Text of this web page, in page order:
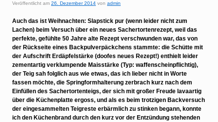
Veröffentlicht am 26. Dezember 2014 von admin
Auch das ist Weihnachten: Slapstick pur (wenn leider nicht zum
Lachen) beim Versuch über ein neues Sachertortenrezept, weil das
perfekte, gefühlte 50 Jahre alte Rezept verschwunden war, das von
der Rückseite eines Backpulverpäckchens stammte: die Schütte mit
der Aufschrift Erdäpfelstärke (doofes neues Rezept!) enthielt leider
zementartig verklumpende Maisstärke (Typ: waffenscheinpflichtig),
der Teig sah folglich aus wie etwas, das ich lieber nicht in Worte
fassen möchte, die Springformhalterung zerbrach kurz nach dem
Einfüllen des Sachertortenteigs, der sich mit großer Freude lavaartig
über die Küchenplatte ergoss, und als es beim trotzigen Backversuch
der eingesammelten Teigreste erbärmlich zu stinken begann, konnte
ich den Küchenbrand durch den kurz vor der Entzündung stehenden